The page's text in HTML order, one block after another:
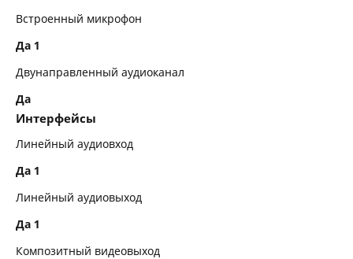
Встроенный микрофон
Да 1
Двунаправленный аудиоканал
Да
Интерфейсы
Линейный аудиовход
Да 1
Линейный аудиовыход
Да 1
Композитный видеовыход